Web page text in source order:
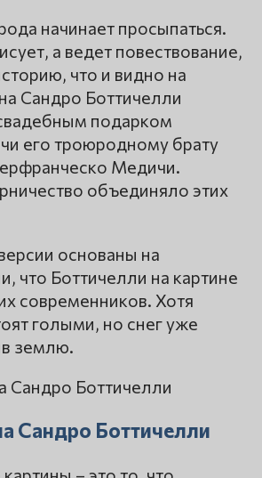
начинает просыпаться.
а ведет повествование,
что и видно на
Сандро Боттичелли
подарком
его троюродному брату
Медичи.
объединяло этих
основаны на
что Боттичелли на картине
современников. Хотя
голыми, но снег уже
землю.
Сандро Боттичелли